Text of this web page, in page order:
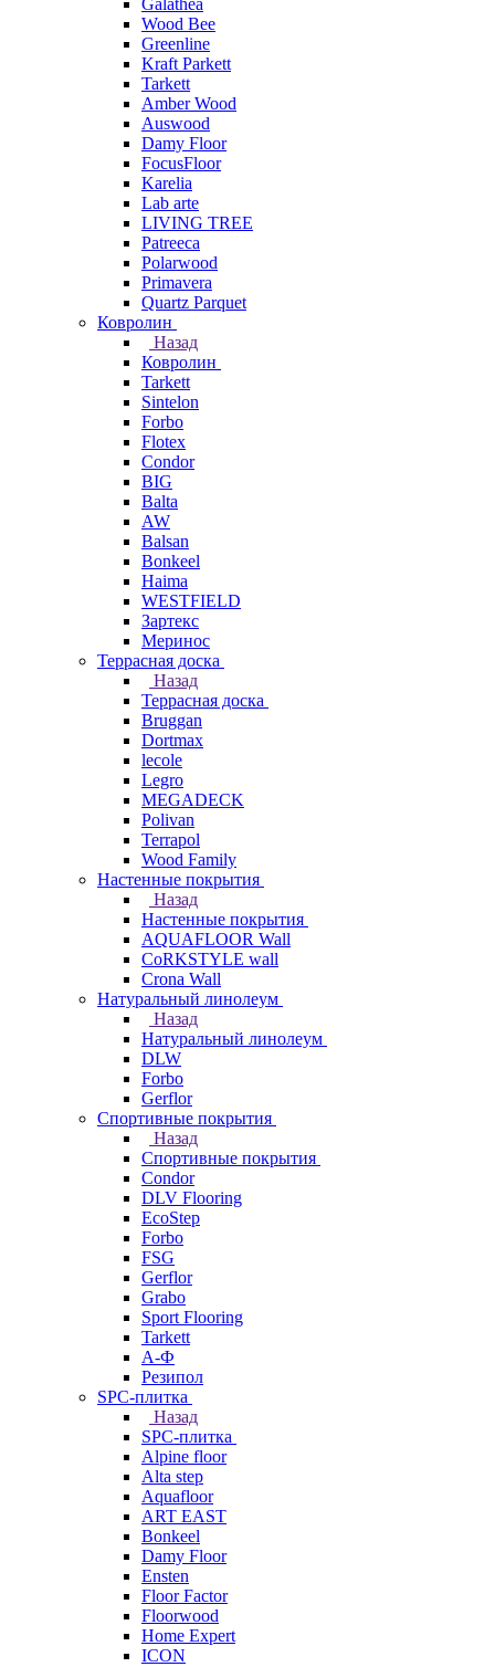
Galathea
Wood Bee
Greenline
Kraft Parkett
Tarkett
Amber Wood
Auswood
Damy Floor
FocusFloor
Karelia
Lab arte
LIVING TREE
Patreeca
Polarwood
Primavera
Quartz Parquet
Ковролин
Назад
Ковролин
Tarkett
Sintelon
Forbo
Flotex
Condor
BIG
Balta
AW
Balsan
Bonkeel
Haima
WESTFIELD
Зартекс
Меринос
Террасная доска
Назад
Террасная доска
Bruggan
Dortmax
lecole
Legro
MEGADECK
Polivan
Terrapol
Wood Family
Настенные покрытия
Назад
Настенные покрытия
AQUAFLOOR Wall
CoRKSTYLE wall
Crona Wall
Натуральный линолеум
Назад
Натуральный линолеум
DLW
Forbo
Gerflor
Спортивные покрытия
Назад
Спортивные покрытия
Condor
DLV Flooring
EcoStep
Forbo
FSG
Gerflor
Grabo
Sport Flooring
Tarkett
А-Ф
Резипол
SPC-плитка
Назад
SPC-плитка
Alpine floor
Alta step
Aquafloor
ART EAST
Bonkeel
Damy Floor
Ensten
Floor Factor
Floorwood
Home Expert
ICON